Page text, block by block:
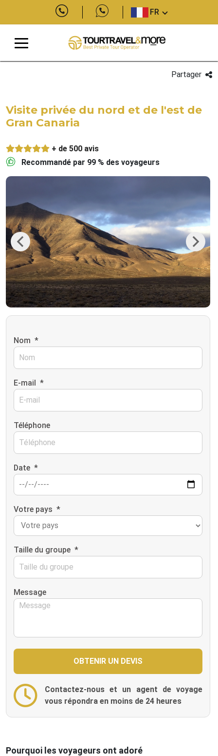
FR
Partager
Visite privée du nord et de l'est de
Gran Canaria
+ de 500 avis
Recommandé par 99 % des voyageurs
Previous Next
Nom *
E-mail *
Téléphone
Date *
Votre pays *
Taille du groupe *
Message
Contactez-nous et un agent de voyage
vous répondra en moins de 24 heures
Pourquoi les voyageurs ont adoré